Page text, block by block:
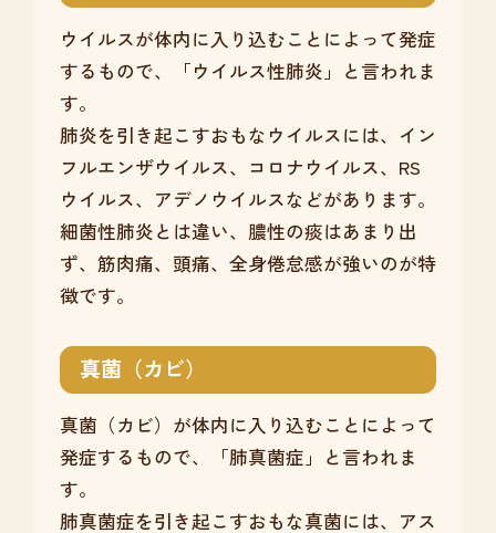
ウイルスが体内に入り込むことによって発症
するもので、「ウイルス性肺炎」と言われま
す。
肺炎を引き起こすおもなウイルスには、イン
フルエンザウイルス、コロナウイルス、RS
ウイルス、アデノウイルスなどがあります。
細菌性肺炎とは違い、膿性の痰はあまり出
ず、筋肉痛、頭痛、全身倦怠感が強いのが特
徴です。
真菌（カビ）
真菌（カビ）が体内に入り込むことによって
発症するもので、「肺真菌症」と言われま
す。
肺真菌症を引き起こすおもな真菌には、アス